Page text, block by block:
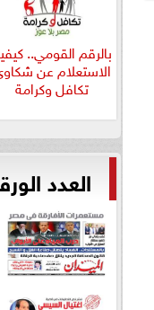
بالرقم القومي..
الاستعلام عن
تكافل وكرامة
العدد